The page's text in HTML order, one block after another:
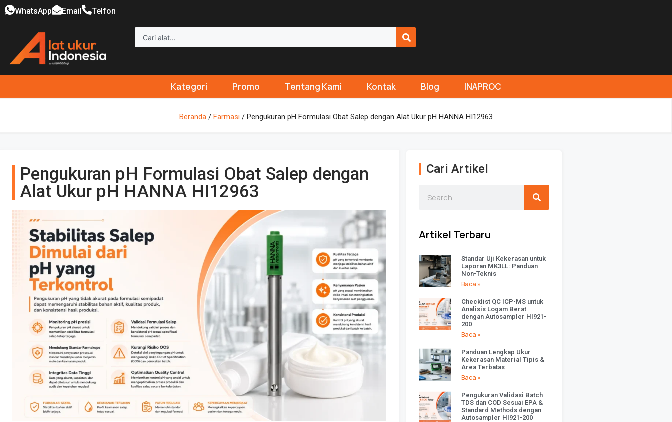
WhatsApp Email Telfon
Kategori Promo Tentang Kami Kontak Blog INAPROC
Beranda/ Farmasi / Pengukuran pH Formulasi Obat Salep dengan Alat Ukur pH HANNA HI12963
Pengukuran pH Formulasi Obat Salep dengan
Alat Ukur pH HANNA HI12963
Cari Artikel
Artikel Terbaru
Standar Uji Kekerasan untuk
Laporan MK3LL: Panduan
Non-Teknis
Baca »
Checklist QC ICP-MS untuk
Analisis Logam Berat
dengan Autosampler HI921-
200
Baca »
Panduan Lengkap Ukur
Kekerasan Material Tipis &
Area Terbatas
Baca »
Pengukuran Validasi Batch
TDS dan COD Sesuai EPA &
Standard Methods dengan
Autosampler HI921-200